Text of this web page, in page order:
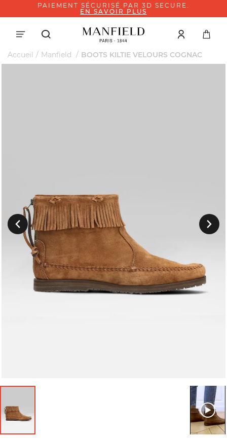
PAIEMENT SÉCURISÉ PAR 3D SECURE.
EN SAVOIR PLUS
Accueil Manfield BOOTS KILTIE VELOURS COGNAC
Précedent Suivant